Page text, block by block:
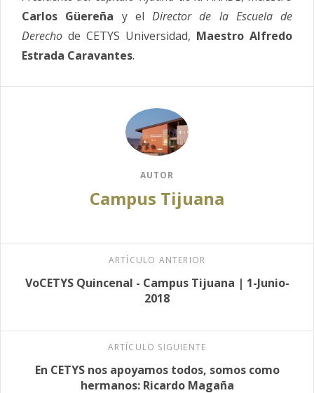
Carlos Güereña y el Director de la Escuela de
Derecho de CETYS Universidad, Maestro Alfredo
Estrada Caravantes.
AUTOR
Campus Tijuana
ARTÍCULO ANTERIOR
VoCETYS Quincenal - Campus Tijuana | 1-Junio-
2018
ARTÍCULO SIGUIENTE
En CETYS nos apoyamos todos, somos como
hermanos: Ricardo Magaña